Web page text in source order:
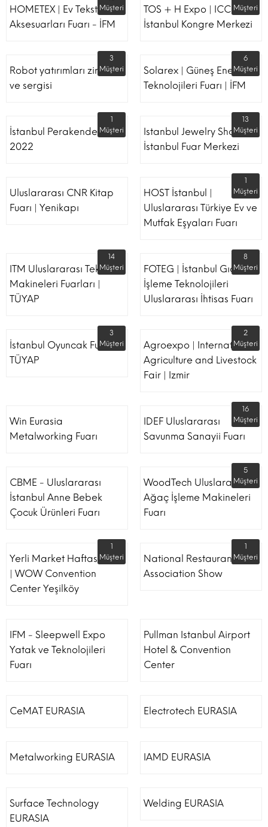
HOMETEX | Ev Tekstili Ve
Aksesuarları Fuarı - İFM
Müşteri
TOS + H Expo | ICC -
İstanbul Kongre Merkezi
Müşteri
Robot yatırımları zirvesi
ve sergisi
3
Müşteri
Solarex | Güneş Enerjisi &
Teknolojileri Fuarı | İFM
6
Müşteri
İstanbul Perakende Fuarı
2022
1
Müşteri
Istanbul Jewelry Show |
İstanbul Fuar Merkezi
13
Müşteri
Uluslararası CNR Kitap
Fuarı | Yenikapı
HOST İstanbul |
Uluslararası Türkiye Ev ve
Mutfak Eşyaları Fuarı
1
Müşteri
ITM Uluslararası Tekstil
Makineleri Fuarları |
TÜYAP
14
Müşteri
FOTEG | İstanbul Gıda
İşleme Teknolojileri
Uluslararası İhtisas Fuarı
8
Müşteri
İstanbul Oyuncak Fuarı -
TÜYAP
3
Müşteri
Agroexpo | International
Agriculture and Livestock
Fair | Izmir
2
Müşteri
Win Eurasia
Metalworking Fuarı
IDEF Uluslararası
Savunma Sanayii Fuarı
16
Müşteri
CBME - Uluslararası
İstanbul Anne Bebek
Çocuk Ürünleri Fuarı
WoodTech Uluslararası
Ağaç İşleme Makineleri
Fuarı
5
Müşteri
Yerli Market Haftası Fuarı
| WOW Convention
Center Yeşilköy
1
Müşteri
National Restaurant
Association Show
1
Müşteri
IFM - Sleepwell Expo
Yatak ve Teknolojileri
Fuarı
Pullman Istanbul Airport
Hotel & Convention
Center
CeMAT EURASIA Electrotech EURASIA
Metalworking EURASIA IAMD EURASIA
Surface Technology
EURASIA
Welding EURASIA